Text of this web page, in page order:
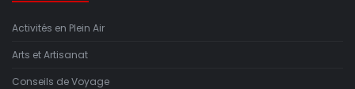
Activités en Plein Air
Arts et Artisanat
Conseils de Voyage